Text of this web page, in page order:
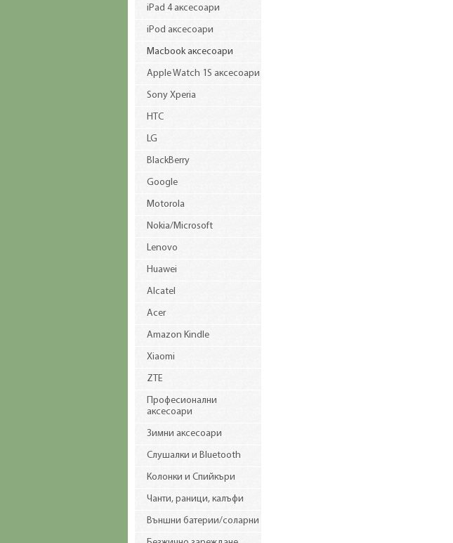
iPad 4 аксесоари
iPod аксесоари
Macbook аксесоари
Apple Watch 1S аксесоари
Sony Xperia
HTC
LG
BlackBerry
Google
Motorola
Nokia/Microsoft
Lenovo
Huawei
Alcatel
Acer
Amazon Kindle
Xiaomi
ZTE
Професионални
аксесоари
Зимни аксесоари
Слушалки и Bluetooth
Колонки и Спийкъри
Чанти, раници, калъфи
Външни батерии/соларни